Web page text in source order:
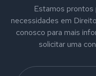
Estamos prontos
necessidades em
conosco para mais
solicitar uma